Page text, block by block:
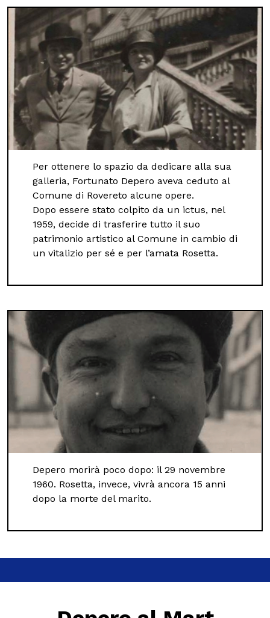
Per ottenere lo spazio da dedicare alla sua
galleria, Fortunato Depero aveva ceduto al
Comune di Rovereto alcune opere.
Dopo essere stato colpito da un ictus, nel
1959, decide di trasferire tutto il suo
patrimonio artistico al Comune in cambio di
un vitalizio per sé e per l’amata Rosetta.
Depero morirà poco dopo: il 29 novembre
1960. Rosetta, invece, vivrà ancora 15 anni
dopo la morte del marito.